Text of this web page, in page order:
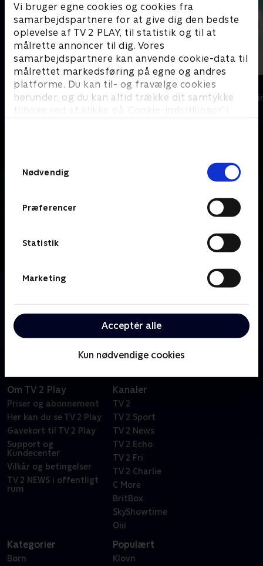
Vi bruger egne cookies og cookies fra
samarbejdspartnere for at give dig den bedste
oplevelse af TV 2 PLAY, til statistik og til at
målrette annoncer til dig. Vores
samarbejdspartnere kan anvende cookie-data til
målrettet markedsføring på egne og andres
platforme. Du kan til- og fravælge cookies
herunder, og du kan altid trække dit samtykke
tilbage ved at klikke på ’Cookie-indstillinger’ i
Nødvendig
Præferencer
Statistik
Marketing
Acceptér alle
Kun nødvendige cookies
Top Dog
Krimi & Spænding • 1 sæsoner
The Au Pair
Krimi &
er enke, prøver at starte forfra i en kystby med
åbningen af deres nye motel.
Om TV 2 Play
Priser og abonnement
Her kan du se TV 2 Play
Gavekort til TV 2 Play
Support og
Kundecenter
Vilkår og betingelser
TV 2 NEWS i offentligt
rum
Kanaler
TV 2
TV 2 Sport
TV 2 News
TV 2 Echo
TV 2 Fri
TV 2 Charlie
C More
BritBox
SkyShowtime
Oiii
Kategorier
Børn
Populært
Klovn